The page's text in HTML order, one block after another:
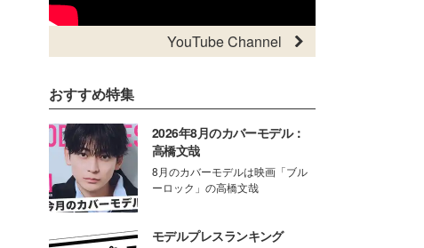
YouTube Channel
おすすめ特集
2026年8月のカバーモデル：
高橋文哉
8月のカバーモデルは映画「ブル
ーロック」の高橋文哉
モデルプレスランキング